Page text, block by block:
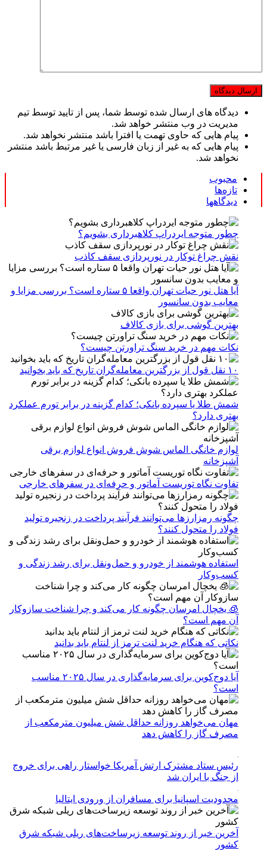
دیدگاه های ارسال شده توسط شما، پس از تایید توسط تیم
مدیریت در وب منتشر خواهد شد.
پیام هایی که حاوی تهمت یا افترا باشد منتشر نخواهد شد.
پیام هایی که به غیر از زبان فارسی یا غیر مرتبط باشد منتشر
نخواهد شد.
محبوب
تازه‌ها
دیدگاهها
چطور متوجه ایردراپ کلاهبرداری بشویم؟
نقش چراغ توکار در نورپردازی سقف کاذب
آیا هتل نور حیات تهران واقعا ۵ ستاره است؟ بررسی مزایا و
معایب بدون سانسور
بهترین گوشی برای بازی کالاف
نکات مهم در خرید سنگ تراورتن چیست؟
۱۰ نقل قول از بزرگترین معامله‌گران تاریخ که باید بخوانید
شمش طلا یا سپرده بانکی؛ کدام گزینه در برابر تورم عملکرد
بهتری دارد؟
لوازم خانگی الماس شوش فروش انواع لوازم برقی
آشپزخانه
تفاوت نگاه توریست آماتور و حرفه‌ای در سفرهای خارجی
چگونه رمزارزها می‌توانند فرآیند پرداخت در زنجیره تولید
فولاد را متحول کنند؟
استفاده هوشمند از خودرو و حمل‌ونقل برای رشد زندگی و
کسب‌وکار
🧊 یخچال امرسان چگونه کار می‌کند و چرا شناخت سازوکار
آن مهم است؟
نکاتی که هنگام خرید لنت ترمز از لنتام باید بدانید
آیا دوج‌کوین برای سرمایه‌گذاری در سال ۲۰۲۵ مناسب
است؟
مهان می‌خواهد روزانه حداقل شش میلیون مترمکعب از
مصرف گاز را کاهش دهد
رئیس ستاد مشترک ارتش آمریکا خواستار راهی برای خروج
از جنگ با ایران شد
محدودیت اسپانیا برای مسافران از ورودی ایتالیا
آخرین خبر از روند توسعه زیرساخت‌های ریلی شبکه شرق
کشور